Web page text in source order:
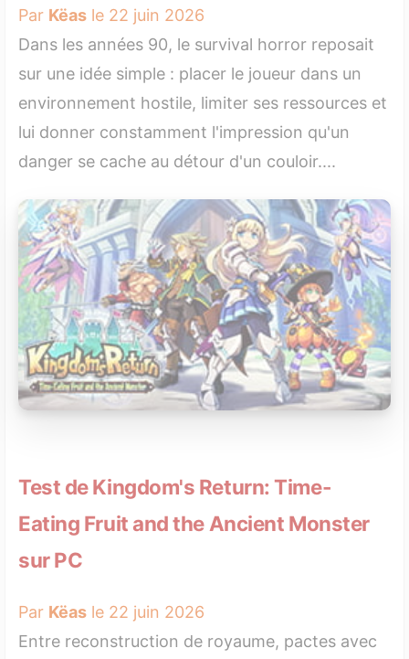
Par Këas le 22 juin 2026
Dans les années 90, le survival horror reposait
sur une idée simple : placer le joueur dans un
environnement hostile, limiter ses ressources et
lui donner constamment l'impression qu'un
danger se cache au détour d'un couloir....
Test de Kingdom's Return: Time-
Eating Fruit and the Ancient Monster
sur PC
Par Këas le 22 juin 2026
Entre reconstruction de royaume, pactes avec